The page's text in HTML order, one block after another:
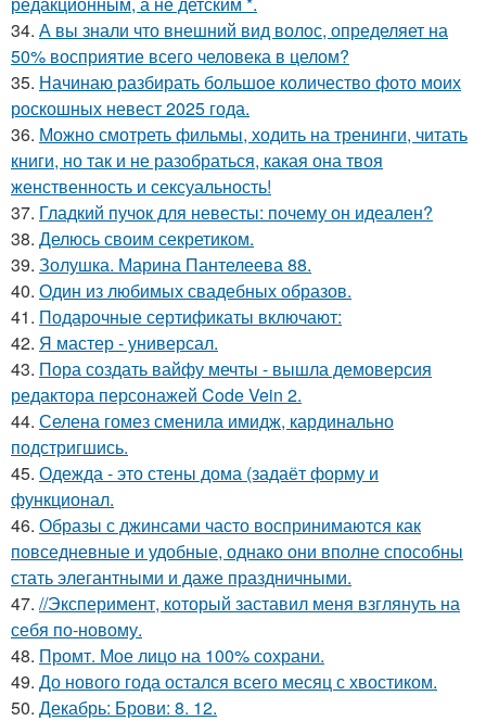
34. А вы знали что внешний вид волос, определяет на
50% восприятие всего человека в целом?
35. Начинаю разбирать большое количество фото моих
роскошных невест 2025 года.
36. Можно смотреть фильмы, ходить на тренинги, читать
книги, но так и не разобраться, какая она твоя
женственность и сексуальность!
37. Гладкий пучок для невесты: почему он идеален?
38. Делюсь своим секретиком.
39. Золушка. Марина Пантелеева 88.
40. Один из любимых свадебных образов.
41. Подарочные сертификаты включают:
42. Я мастер - универсал.
43. Пора создать вайфу мечты - вышла демоверсия
редактора персонажей Code Vein 2.
44. Селена гомез сменила имидж, кардинально
подстригшись.
45. Одежда - это стены дома (задаёт форму и
функционал.
46. Образы с джинсами часто воспринимаются как
повседневные и удобные, однако они вполне способны
стать элегантными и даже праздничными.
47. //Эксперимент, который заставил меня взглянуть на
себя по-новому.
48. Промт. Мое лицо на 100% сохрани.
49. До нового года остался всего месяц с хвостиком.
50. Декабрь: Брови: 8. 12.